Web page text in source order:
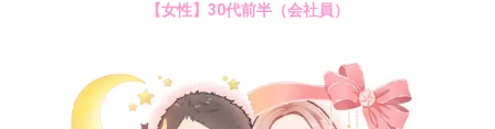
【女性】30代前半（会社員）